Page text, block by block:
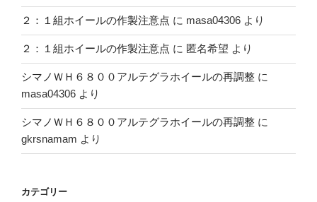
２：１組ホイールの作製注意点 に masa04306 より
２：１組ホイールの作製注意点 に 匿名希望 より
シマノＷＨ６８００アルテグラホイールの再調整 に
masa04306 より
シマノＷＨ６８００アルテグラホイールの再調整 に
gkrsnamam より
カテゴリー